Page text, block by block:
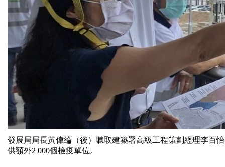
發展局局長黃偉綸（後）聽取建築署高級工程策劃經理李百
供額外2 000個檢疫單位。